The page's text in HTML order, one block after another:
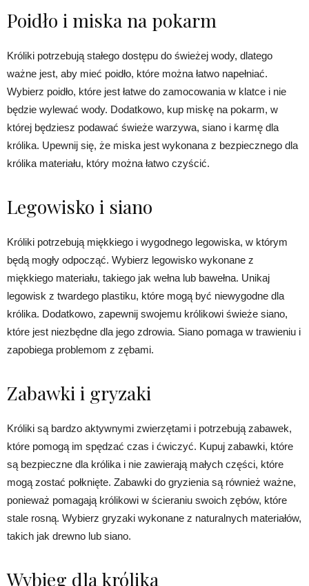
Poidło i miska na pokarm
Króliki potrzebują stałego dostępu do świeżej wody, dlatego
ważne jest, aby mieć poidło, które można łatwo napełniać.
Wybierz poidło, które jest łatwe do zamocowania w klatce i nie
będzie wylewać wody. Dodatkowo, kup miskę na pokarm, w
której będziesz podawać świeże warzywa, siano i karmę dla
królika. Upewnij się, że miska jest wykonana z bezpiecznego dla
królika materiału, który można łatwo czyścić.
Legowisko i siano
Króliki potrzebują miękkiego i wygodnego legowiska, w którym
będą mogły odpocząć. Wybierz legowisko wykonane z
miękkiego materiału, takiego jak wełna lub bawełna. Unikaj
legowisk z twardego plastiku, które mogą być niewygodne dla
królika. Dodatkowo, zapewnij swojemu królikowi świeże siano,
które jest niezbędne dla jego zdrowia. Siano pomaga w trawieniu i
zapobiega problemom z zębami.
Zabawki i gryzaki
Króliki są bardzo aktywnymi zwierzętami i potrzebują zabawek,
które pomogą im spędzać czas i ćwiczyć. Kupuj zabawki, które
są bezpieczne dla królika i nie zawierają małych części, które
mogą zostać połknięte. Zabawki do gryzienia są również ważne,
ponieważ pomagają królikowi w ścieraniu swoich zębów, które
stale rosną. Wybierz gryzaki wykonane z naturalnych materiałów,
takich jak drewno lub siano.
Wybieg dla królika